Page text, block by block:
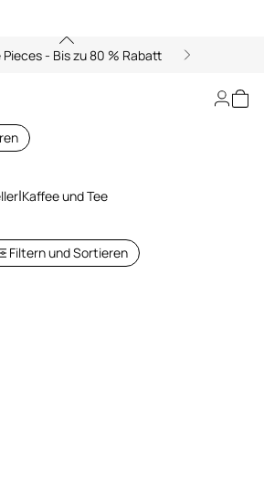
- Bis zu 80 % Rabatt
und Teetassen
Kaffee und Tee
Filtern und Sortieren